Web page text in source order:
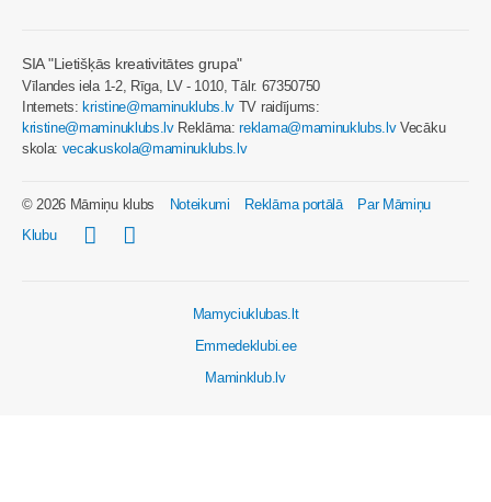
SIA "Lietišķās kreativitātes grupa"
Vīlandes iela 1-2, Rīga, LV - 1010, Tālr. 67350750
Internets: kristine@maminuklubs.lv TV raidījums:
kristine@maminuklubs.lvReklāma:reklama@maminuklubs.lvVecāku
skola: vecakuskola@maminuklubs.lv
© 2026 Māmiņu klubs Noteikumi Reklāma portālā
Par Māmiņu
Klubu
Mamyciuklubas.lt
Emmedeklubi.ee
Maminklub.lv